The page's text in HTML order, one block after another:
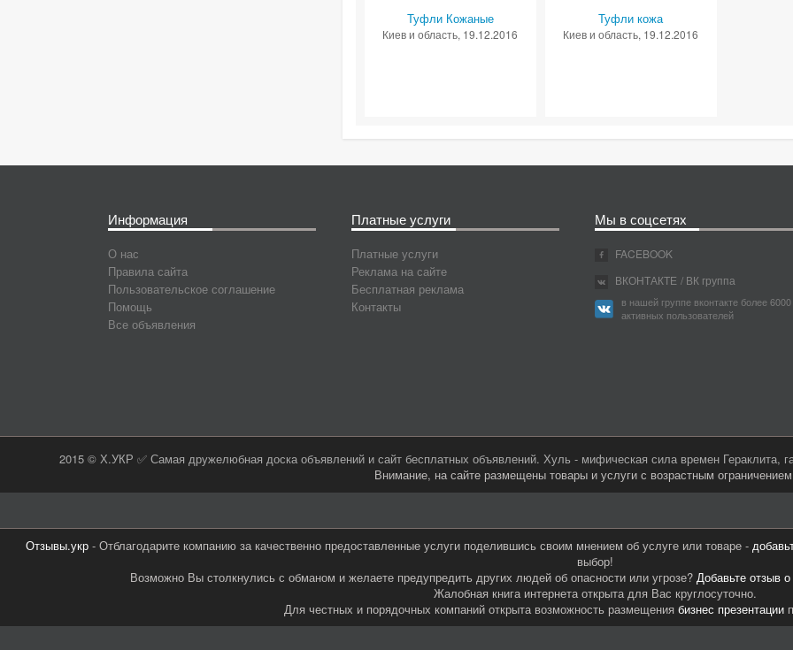
Туфли Кожаные
Киев и область, 19.12.2016
Туфли кожа
Киев и область, 19.12.2016
Информация
О нас
Правила сайта
Пользовательское соглашение
Помощь
Все объявления
Платные услуги
Платные услуги
Реклама на сайте
Бесплатная реклама
Контакты
Мы в соцсетях
FACEBOOK
ВКОНТАКТЕ / ВК группа
в нашей группе вконтакте более 6000
активных пользователей
2015 © Х.УКР ✅ Самая дружелюбная доска объявлений и сайт бесплатных объявлений. Хуль - мифическая сила времен Гераклита,
Внимание, на сайте размещены товары и услуги с возрастным
Отзывы.укр- Отблагодарите компанию за качественно предоставленные услуги поделившись своим мнением об услуге или товаре -
выбор!
Возможно Вы столкнулись с обманом и желаете предупредить других людей об опасности или угрозе? Добавьте отзыв
Жалобная книга интернета открыта для Вас круглосуточно.
Для честных и порядочных компаний открыта возможность размещения бизнес презентации